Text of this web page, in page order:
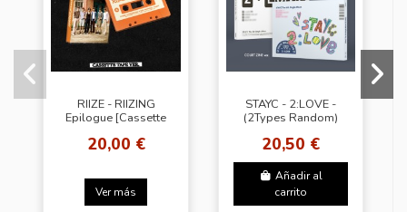
RIIZE - RIIZING
Epilogue [Cassette
20,00 €
Ver más
STAYC - 2:LOVE -
(2Types Random)
20,50 €
Añadir al
carrito